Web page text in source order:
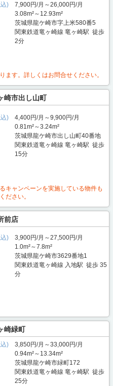
)
7,900円/月～26,000円/月
3.08m²～12.93m²
茨城県龍ケ崎市字上米580番5
関東鉄道竜ヶ崎線 竜ヶ崎駅 徒歩
2分
ます。詳しくはお問合せください。
崎市出し山町
)
4,400円/月～9,900円/月
0.81m²～3.24m²
茨城県龍ケ崎市出し山町40番地
関東鉄道竜ヶ崎線 竜ヶ崎駅 徒歩
15分
キャンペーンを実施している物件も
ださい。
前店
)
3,900円/月～27,500円/月
1.0m²～7.8m²
茨城県龍ケ崎市3629番地1
関東鉄道竜ヶ崎線 入地駅 徒歩 35
分
崎緑町
)
3,850円/月～33,000円/月
0.94m²～13.34m²
茨城県龍ケ崎市緑町172
関東鉄道竜ヶ崎線 竜ヶ崎駅 徒歩
25分